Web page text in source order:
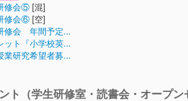
修会⑤ [混]
修会⑥ [空]
修会 年間予定...
ット『小学校英...
業研究希望者募...
ト（学生研修室・読書会・オープン